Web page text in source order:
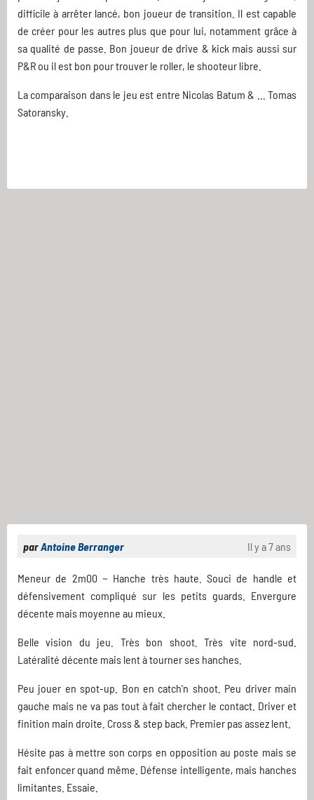
difficile à arrêter lancé, bon joueur de transition. Il est capable
de créer pour les autres plus que pour lui, notamment grâce à
sa qualité de passe. Bon joueur de drive & kick mais aussi sur
P&R ou il est bon pour trouver le roller, le shooteur libre.
La comparaison dans le jeu est entre Nicolas Batum & ... Tomas
Satoransky.
parAntoine Berranger Il y a 7 ans
Meneur de 2m00 ~ Hanche très haute. Souci de handle et
défensivement compliqué sur les petits guards. Envergure
décente mais moyenne au mieux.
Belle vision du jeu. Très bon shoot. Très vite nord-sud.
Latéralité décente mais lent à tourner ses hanches.
Peu jouer en spot-up. Bon en catch'n shoot. Peu driver main
gauche mais ne va pas tout à fait chercher le contact. Driver et
finition main droite. Cross & step back. Premier pas assez lent.
Hésite pas à mettre son corps en opposition au poste mais se
fait enfoncer quand même. Défense intelligente, mais hanches
limitantes. Essaie.